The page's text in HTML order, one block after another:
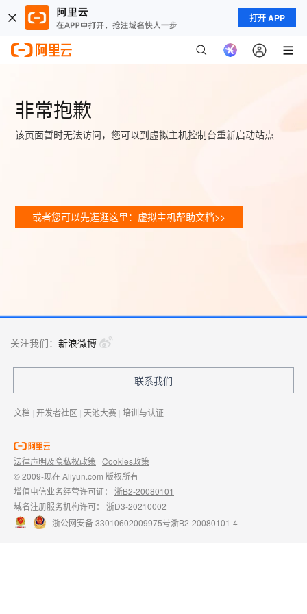
打开 APP
非常抱歉
该页面暂时无法访问，您可以到虚拟主机控制台重新启动站点
或者您可以先逛逛这里：虚拟主机帮助文档>>